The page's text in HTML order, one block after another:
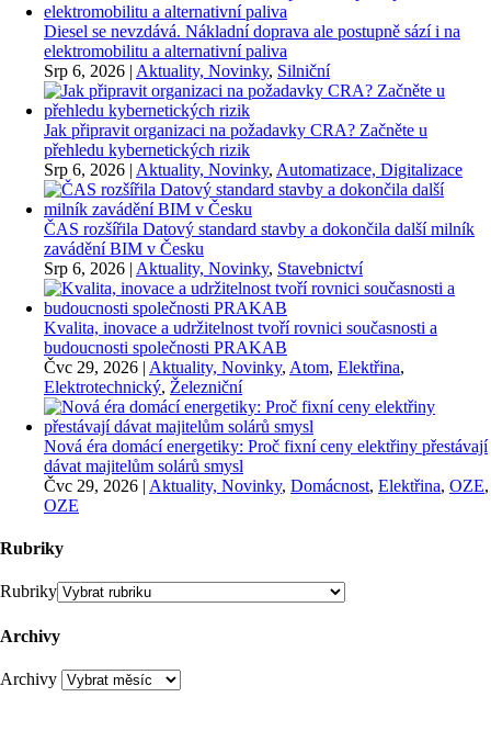
Diesel se nevzdává. Nákladní doprava ale postupně sází i na
elektromobilitu a alternativní paliva
Srp 6, 2026 | Aktuality, Novinky, Silniční
Jak připravit organizaci na požadavky CRA? Začněte u
přehledu kybernetických rizik
Srp 6, 2026 | Aktuality, Novinky, Automatizace, Digitalizace
ČAS rozšířila Datový standard stavby a dokončila další milník
zavádění BIM v Česku
Srp 6, 2026 | Aktuality, Novinky, Stavebnictví
Kvalita, inovace a udržitelnost tvoří rovnici současnosti a
budoucnosti společnosti PRAKAB
Čvc 29, 2026 | Aktuality, Novinky, Atom, Elektřina,
Elektrotechnický, Železniční
Nová éra domácí energetiky: Proč fixní ceny elektřiny přestávají
dávat majitelům solárů smysl
Čvc 29, 2026 | Aktuality, Novinky, Domácnost, Elektřina, OZE,
OZE
Rubriky
Rubriky
Archivy
Archivy